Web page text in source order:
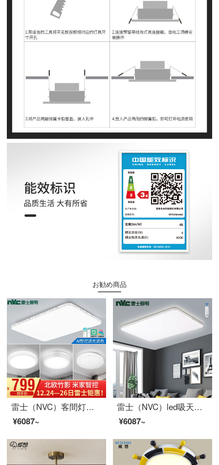
お勧め商品
雷士（NVC）客間灯吸天井灯灯灯灯灯装飾LED灯現代シンプルでロマンチックな長方形創意新中国式米家音声智控灯具セット
¥6087~
雷士（NVC）led吸天井灯客間灯寝室灯陽電気スタンドレストランの照明器具は調光して現代で簡単で暖かいロマンチックな長方形の客間灯を調整します。
¥6087~